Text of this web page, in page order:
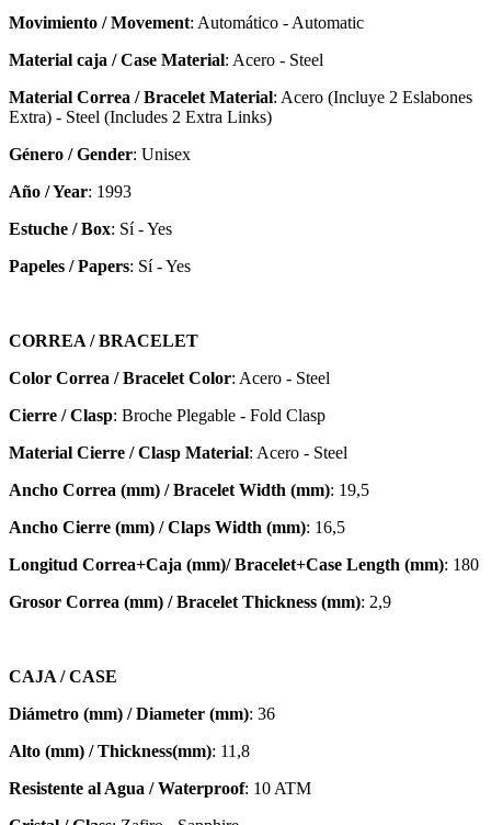
Movimiento / Movement: Automático - Automatic
Material caja / Case Material: Acero - Steel
Material Correa / Bracelet Material: Acero (Incluye 2 Eslabones
Extra) - Steel (Includes 2 Extra Links)
Género / Gender: Unisex
Año / Year: 1993
Estuche / Box: Sí - Yes
Papeles / Papers: Sí - Yes
CORREA / BRACELET
Color Correa / Bracelet Color: Acero - Steel
Cierre / Clasp: Broche Plegable - Fold Clasp
Material Cierre / Clasp Material: Acero - Steel
Ancho Correa (mm) / Bracelet Width (mm): 19,5
Ancho Cierre (mm) / Claps Width (mm): 16,5
Longitud Correa+Caja (mm)/ Bracelet+Case Length (mm): 180
Grosor Correa (mm) / Bracelet Thickness (mm): 2,9
CAJA / CASE
Diámetro (mm) / Diameter (mm): 36
Alto (mm) / Thickness(mm): 11,8
Resistente al Agua / Waterproof: 10 ATM